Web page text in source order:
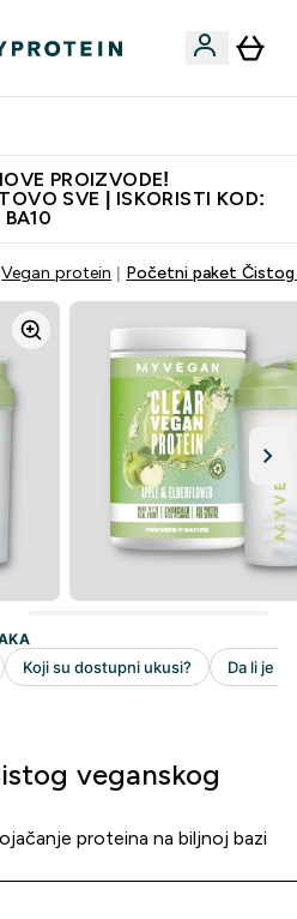
PROIZVODE!
SVE | ISKORISTI KOD:
BA10
Vegan protein Početni paket
veganskog
proteina na biljnoj bazi